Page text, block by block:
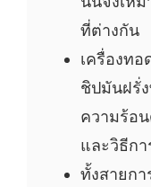
ที่ต่างกัน
เครื่องทอ
ชิปมันฝรั่
ความร้อ
และวิธีก
ทั้งสายก